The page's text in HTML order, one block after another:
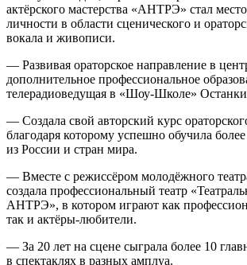
актёрского мастерства «АНТРЭ» стал
личности в области сценического и
вокала и живописи.
— Развивая ораторское направление в
дополнительное профессиональное
телерадиоведущая в «Шоу-Школе»
— Создала свой авторский курс
благодаря которому успешно обучила
из России и стран мира.
— Вместе с режиссёром молодёжного
создала профессиональный театр
АНТРЭ», в котором играют как
так и актёры-любители.
— За 20 лет на сцене сыграла более 10
в спектаклях в разных амплуа.